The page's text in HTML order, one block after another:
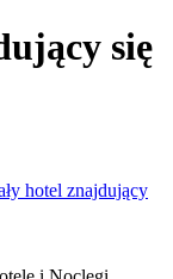
się
hotel znajdujący